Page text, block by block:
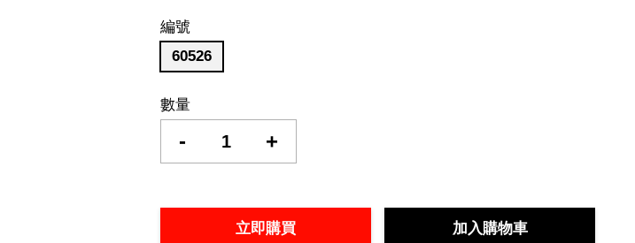
編號
60526
數量
- +
立即購買 加入購物車